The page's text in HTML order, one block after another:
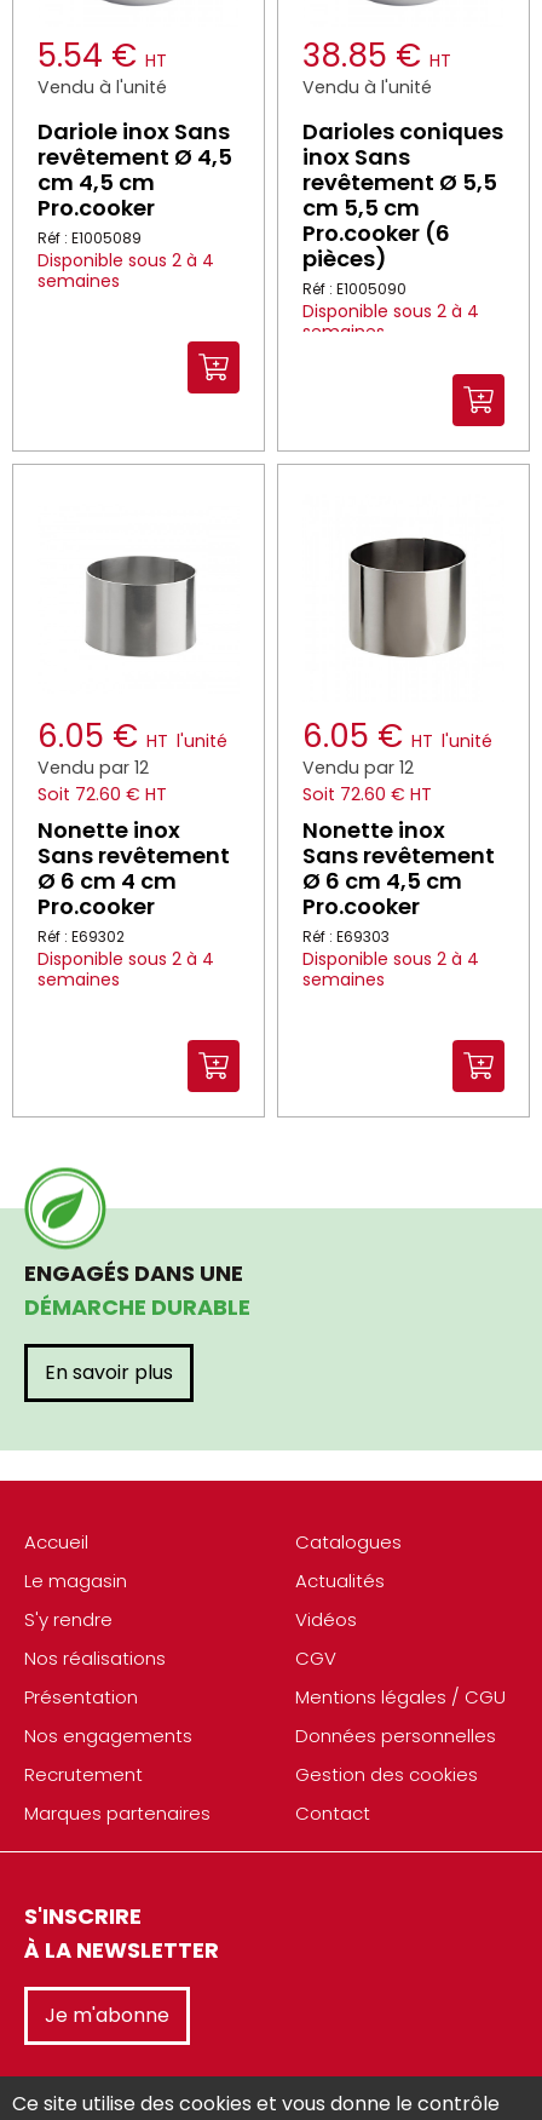
5.54 € HT
Vendu à l'unité
Dariole inox Sans
revêtement Ø 4,5
cm 4,5 cm
Pro.cooker
Réf : E1005089
Disponible sous 2 à 4
semaines
38.85 € HT
Vendu à l'unité
Darioles coniques
inox Sans
revêtement Ø 5,5
cm 5,5 cm
Pro.cooker (6
pièces)
Réf : E1005090
Disponible sous 2 à 4
semaines
6.05 € HT l'unité
Vendu par 12
Soit 72.60 € HT
Nonette inox
Sans revêtement
Ø 6 cm 4 cm
Pro.cooker
Réf : E69302
Disponible sous 2 à 4
semaines
6.05 € HT l'unité
Vendu par 12
Soit 72.60 € HT
Nonette inox
Sans revêtement
Ø 6 cm 4,5 cm
Pro.cooker
Réf : E69303
Disponible sous 2 à 4
semaines
Accueil
Le magasin
S'y rendre
Nos réalisations
Présentation
Nos engagements
Recrutement
Marques partenaires
Catalogues
Actualités
Vidéos
CGV
Mentions légales / CGU
Données personnelles
Gestion des cookies
Contact
S'INSCRIRE
À LA NEWSLETTER
Je m'abonne
ENGAGÉS DANS UNE
DÉMARCHE DURABLE
En savoir plus
Ce site utilise des cookies et vous donne le contrôle